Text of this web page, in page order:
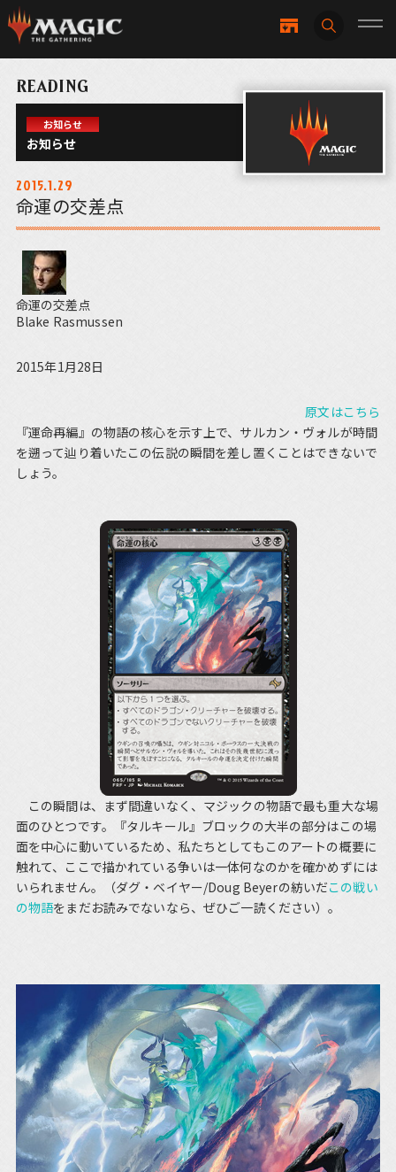
READING
お知らせ
お知らせ
2015.1.29
命運の交差点
命運の交差点
Blake Rasmussen
2015年1月28日
原文はこちら
『運命再編』の物語の核心を示す上で、サルカン・ヴォルが時間
を遡って辿り着いたこの伝説の瞬間を差し置くことはできないで
しょう。
この瞬間は、まず間違いなく、マジックの物語で最も重大な場
面のひとつです。『タルキール』ブロックの大半の部分はこの場
面を中心に動いているため、私たちとしてもこのアートの概要に
触れて、ここで描かれている争いは一体何なのかを確かめずには
いられません。（ダグ・ベイヤー/Doug Beyerの紡いだこの戦い
の物語をまだお読みでないなら、ぜひご一読ください）。